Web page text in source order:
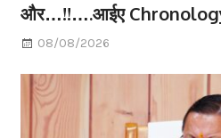
और…!!….आईए
08/08/2026